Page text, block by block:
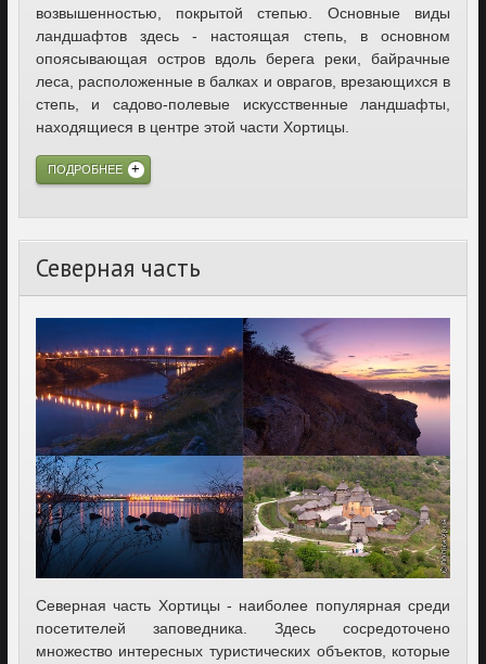
возвышенностью, покрытой степью. Основные виды
ландшафтов здесь - настоящая степь, в основном
опоясывающая остров вдоль берега реки, байрачные
леса, расположенные в балках и оврагов, врезающихся в
степь, и садово-полевые искусственные ландшафты,
находящиеся в центре этой части Хортицы.
ПОДРОБНЕЕ
Северная часть
Северная часть Хортицы - наиболее популярная среди
посетителей заповедника. Здесь сосредоточено
множество интересных туристических объектов, которые